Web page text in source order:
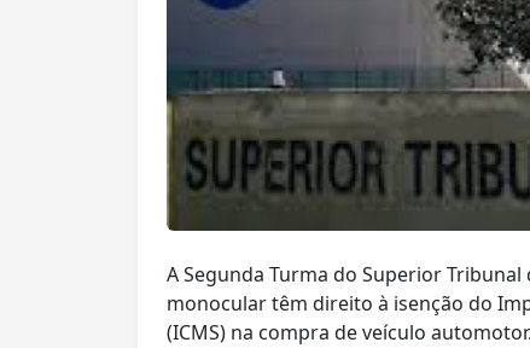
​A Segunda Turma do Superior Tribunal
monocular têm direito à isenção do
(ICMS) na compra de veículo automotor.